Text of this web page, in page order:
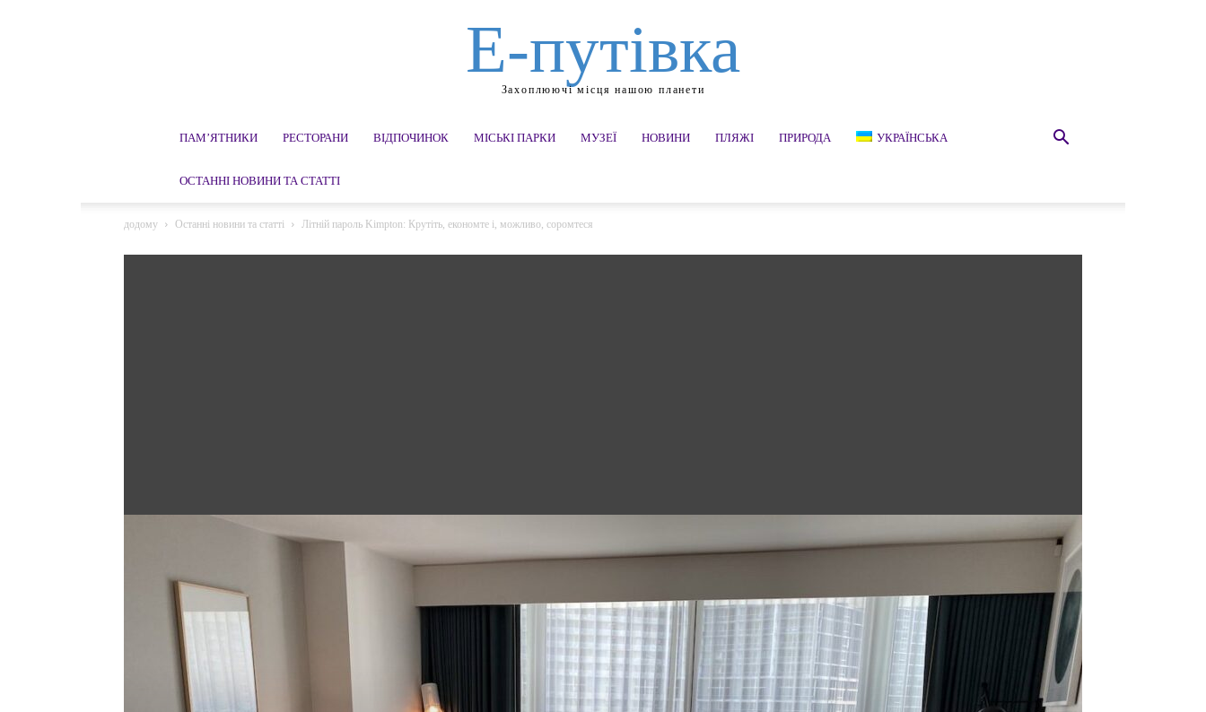
Е-путівка
Захоплюючі місця нашою планети
ПАМ’ЯТНИКИ РЕСТОРАНИ ВІДПОЧИНОК МІСЬКІ ПАРКИ МУЗЕЇ НОВИНИ ПЛЯЖІ ПРИРОДА УКРАЇНСЬКА
ОСТАННІ НОВИНИ ТА СТАТТІ
додому Останні новини та статті Літній пароль Kimpton: Крутіть, економте і, можливо, соромтеся